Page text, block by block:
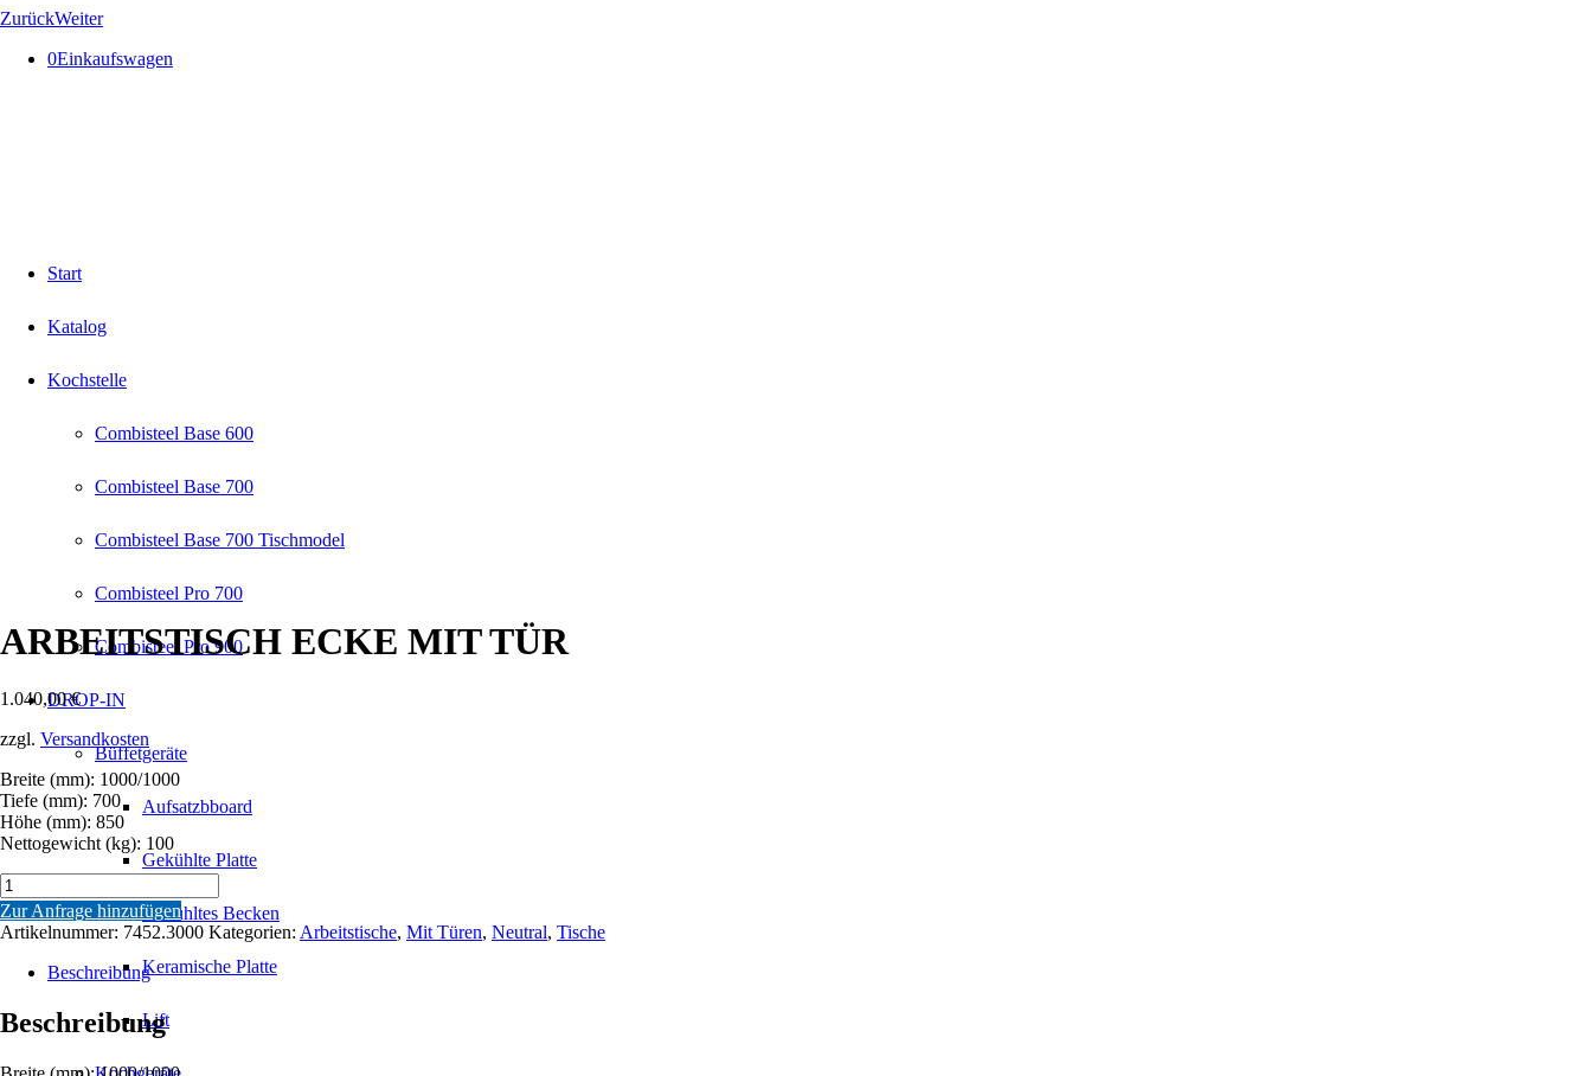
ZurückWeiter
0Einkaufswagen
Start
Katalog
Kochstelle
Combisteel Base 600
Combisteel Base 700
Combisteel Base 700 Tischmodel
Combisteel Pro 700
Combisteel Pro 900
DROP-IN
Büffetgeräte
Aufsatzbboard
Gekühlte Platte
Gekühltes Becken
Keramische Platte
Lift
ARBEITSTISCH ECKE MIT TÜR
1.040,00€
zzgl. Versandkosten
Breite (mm): 1000/1000
Tiefe (mm): 700
Höhe (mm): 850
Nettogewicht (kg): 100
ARBEITSTISCH
ECKE
MIT
Menge
Zur Anfrage hinzufügen
Artikelnummer: 7452.3000 Kategorien: Arbeitstische, Mit Türen, Neutral, Tische
Beschreibung
Beschreibung